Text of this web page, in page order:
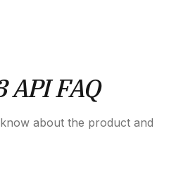
FAQ
about the product and